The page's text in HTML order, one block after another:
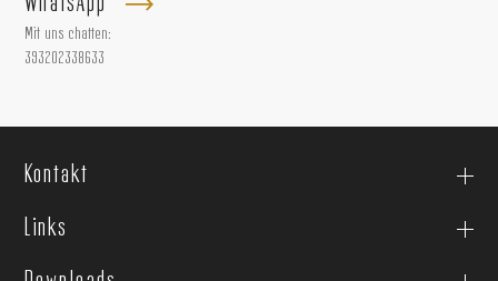
WhatsApp
Mit uns chatten:
393202338633
Kontakt
Links